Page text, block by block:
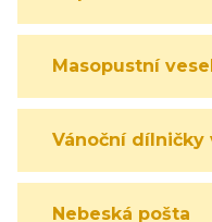
Masopustní
Vánoční dílničky
Nebeská pošta